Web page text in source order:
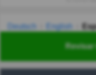
Deutsch English
Українська